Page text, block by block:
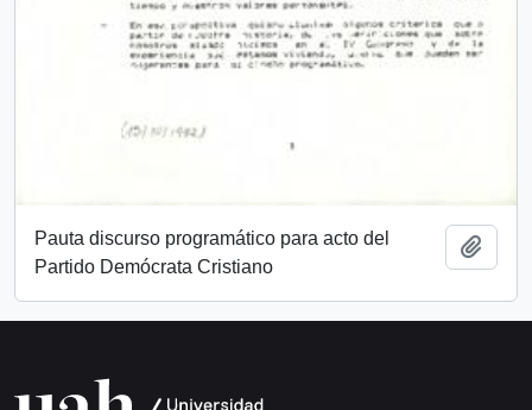
Pauta discurso programático para acto del
Partido Demócrata Cristiano